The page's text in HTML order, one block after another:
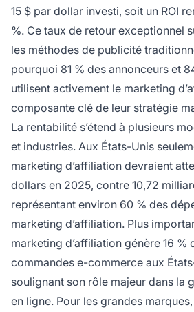
15 $ par dollar investi, soit un ROI
%. Ce taux de retour exceptionnel
les méthodes de publicité
pourquoi 81 % des annonceurs et
utilisent activement le marketing
composante clé de leur stratégie
La rentabilité s’étend à plusieurs
et industries. Aux États-Unis
marketing d’affiliation devraient
dollars en 2025, contre 10,72
représentant environ 60 % des
marketing d’affiliation. Plus
marketing d’affiliation génère 16 %
commandes e-commerce aux
soulignant son rôle majeur dans la
en ligne. Pour les grandes